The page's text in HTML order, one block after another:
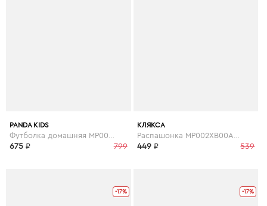
PANDA KIDS
799
675 ₽
КЛЯКСА
539
449 ₽
-17% -17%